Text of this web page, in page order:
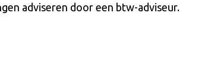
adviseren door een btw-adviseur.